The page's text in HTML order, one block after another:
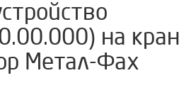
на кран
Метал-Фах